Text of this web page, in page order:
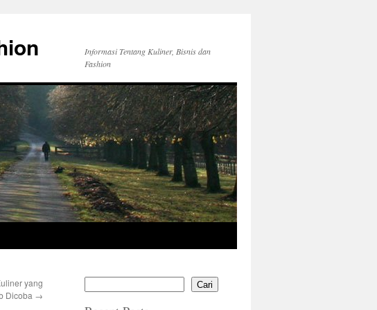
Informasi Tentang Kuliner, Bisnis dan
Fashion
yang
Dicoba →
Cari